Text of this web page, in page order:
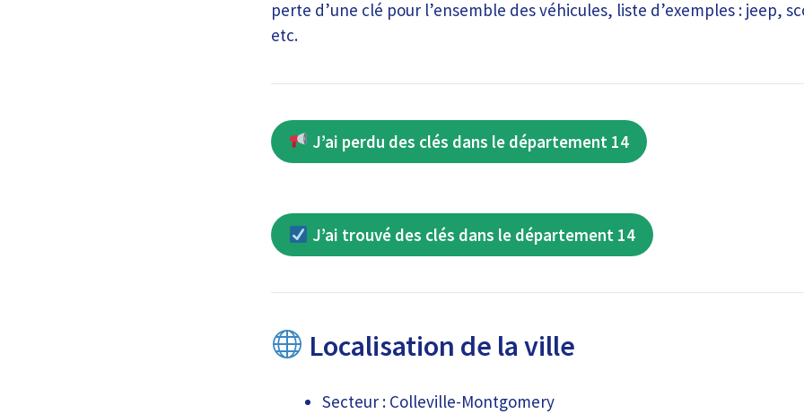
perte d’une clé pour l’ensemble des véhicules, liste d’exemples : jeep,
etc.
J’ai perdu des clés dans le département 14
J’ai trouvé des clés dans le département 14
Localisation de la ville
Secteur : Colleville-Montgomery